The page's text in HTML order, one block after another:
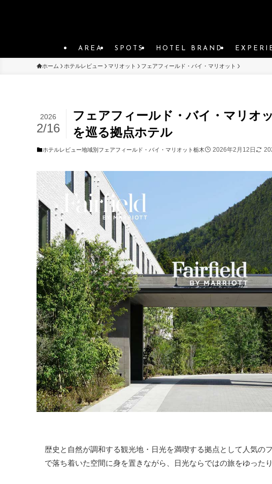
AREA SPOTS HOTEL BRAND
ホーム ホテルレビュー マリオット フェアフィールド・バイ・マリオット
フェアフィールド・バイ・マリオ
を巡る拠点ホテル
2026
2/16
ホテルレビュー地域別フェアフィールド・バイ・マリオット栃木 2026年2月12日
歴史と自然が調和する観光地・日光を満喫する拠点として人気の
で落ち着いた空間に身を置きながら、日光ならではの旅をゆった